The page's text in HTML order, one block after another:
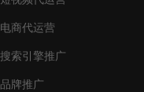
电商代运营
搜索引擎推广
品牌推广